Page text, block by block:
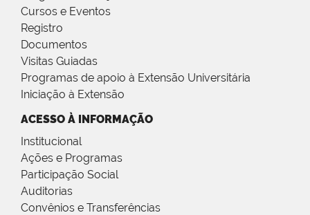
Cursos e Eventos
Registro
Documentos
Visitas Guiadas
Programas de apoio à Extensão Universitária
Iniciação à Extensão
ACESSO À INFORMAÇÃO
Institucional
Ações e Programas
Participação Social
Auditorias
Convênios e Transferências